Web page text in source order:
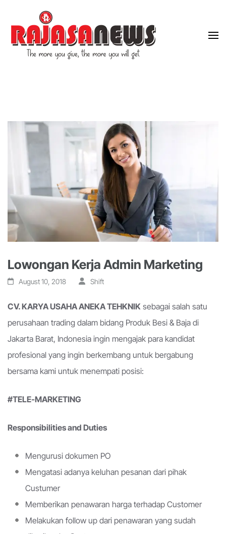
Lowongan Kerja Admin Marketing
August 10, 2018 Shift
CV. KARYA USAHA ANEKA TEHKNIK sebagai salah satu
perusahaan trading dalam bidang Produk Besi & Baja di
Jakarta Barat, Indonesia ingin mengajak para kandidat
profesional yang ingin berkembang untuk bergabung
bersama kami untuk menempati posisi:
#TELE-MARKETING
Responsibilities and Duties
Mengurusi dokumen PO
Mengatasi adanya keluhan pesanan dari pihak
Custumer
Memberikan penawaran harga terhadap Customer
Melakukan follow up dari penawaran yang sudah